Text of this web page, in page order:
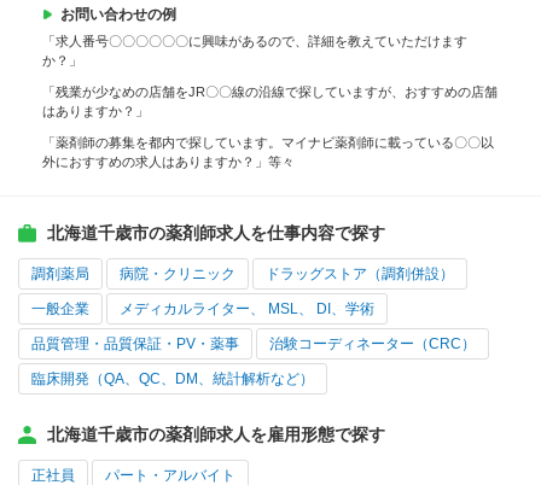
お問い合わせの例
「求人番号〇〇〇〇〇〇に興味があるので、詳細を教えていただけます
か？」
「残業が少なめの店舗をJR〇〇線の沿線で探していますが、おすすめの店舗
はありますか？」
「薬剤師の募集を都内で探しています。マイナビ薬剤師に載っている〇〇以
外におすすめの求人はありますか？」等々
北海道千歳市の薬剤師求人を仕事内容で探す
調剤薬局 病院・クリニック ドラッグストア（調剤併設）
一般企業 メディカルライター、 MSL、 DI、学術
品質管理・品質保証・PV・薬事 治験コーディネーター（CRC）
臨床開発（QA、QC、DM、統計解析など）
北海道千歳市の薬剤師求人を雇用形態で探す
正社員 パート・アルバイト